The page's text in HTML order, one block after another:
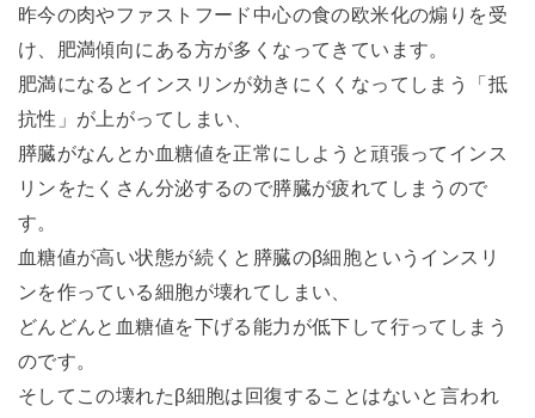
昨今の肉やファストフード中心の食の欧米化の煽りを受
け、肥満傾向にある方が多くなってきています。
肥満になるとインスリンが効きにくくなってしまう「抵
抗性」が上がってしまい、
膵臓がなんとか血糖値を正常にしようと頑張ってインス
リンをたくさん分泌するので膵臓が疲れてしまうので
す。
血糖値が高い状態が続くと膵臓のβ細胞というインスリ
ンを作っている細胞が壊れてしまい、
どんどんと血糖値を下げる能力が低下して行ってしまう
のです。
そしてこの壊れたβ細胞は回復することはないと言われ